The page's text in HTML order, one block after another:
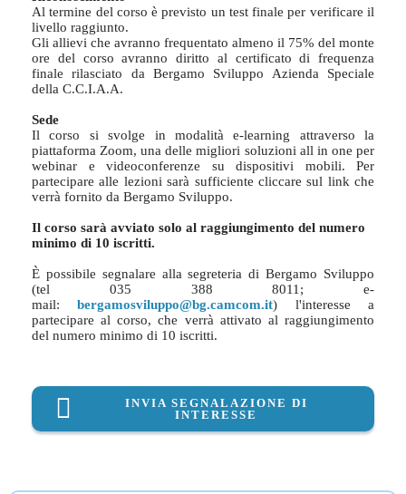
Al termine del corso è previsto un test finale per verificare il
livello raggiunto.
Gli allievi che avranno frequentato almeno il 75% del monte
ore del corso avranno diritto al certificato di frequenza
finale rilasciato da Bergamo Sviluppo Azienda Speciale
della C.C.I.A.A.
Sede
Il corso si svolge in modalità e-learning attraverso la
piattaforma Zoom, una delle migliori soluzioni all in one per
webinar e videoconferenze su dispositivi mobili. Per
partecipare alle lezioni sarà sufficiente cliccare sul link che
verrà fornito da Bergamo Sviluppo.
Il corso sarà avviato solo al raggiungimento del numero
minimo di 10 iscritti.
È possibile segnalare alla segreteria di Bergamo Sviluppo
(tel 035 388 8011; e-
mail:bergamosviluppo@bg.camcom.it) l'interesse a
partecipare al corso, che verrà attivato al raggiungimento
del numero minimo di 10 iscritti.
INVIA SEGNALAZIONE DI
INTERESSE